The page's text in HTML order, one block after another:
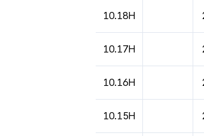
10.18H
10.17H
10.16H
10.15H